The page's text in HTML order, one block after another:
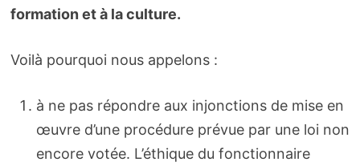
formation et à la culture.
Voilà pourquoi nous appelons :
à ne pas répondre aux injonctions de mise en
œuvre d’une procédure prévue par une loi non
encore votée. L’éthique du fonctionnaire